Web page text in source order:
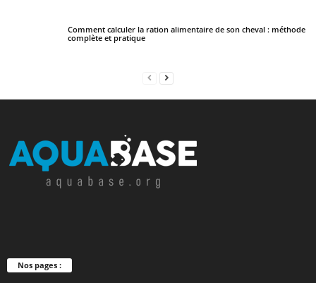
Comment calculer la ration alimentaire de son cheval : méthode
complète et pratique
Nos pages :